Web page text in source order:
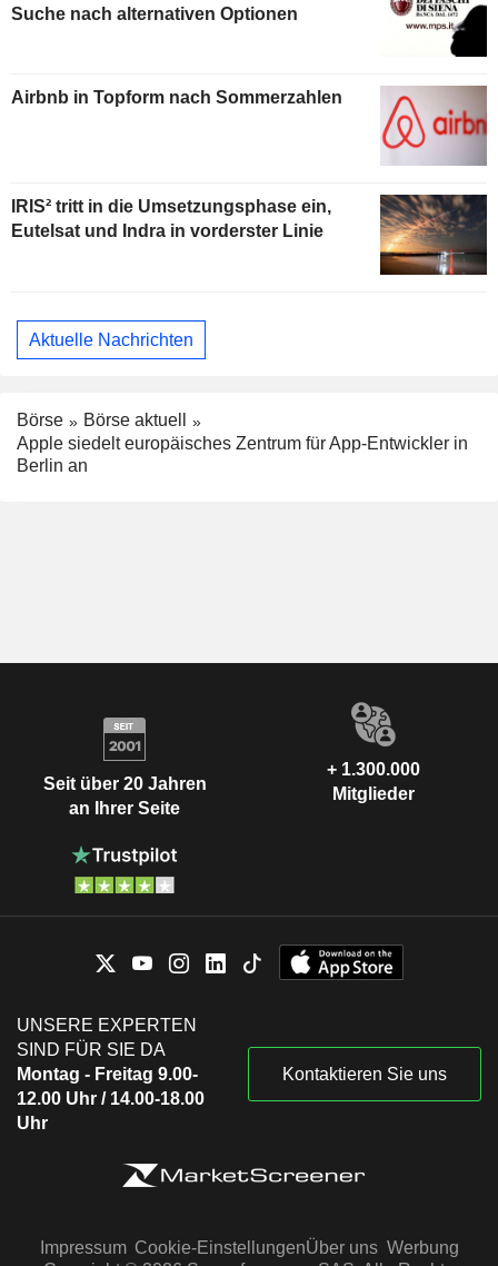
Suche nach alternativen Optionen
Airbnb in Topform nach Sommerzahlen
IRIS² tritt in die Umsetzungsphase ein,
Eutelsat und Indra in vorderster Linie
Aktuelle Nachrichten
Börse
Börse aktuell
Apple siedelt europäisches Zentrum für App-Entwickler in
Berlin an
Seit über 20 Jahren
an Ihrer Seite
+ 1.300.000
Mitglieder
UNSERE EXPERTEN
SIND FÜR SIE DA
Montag - Freitag 9.00-
12.00 Uhr / 14.00-18.00
Uhr
Kontaktieren Sie uns
Impressum Cookie-EinstellungenÜber uns Werbung